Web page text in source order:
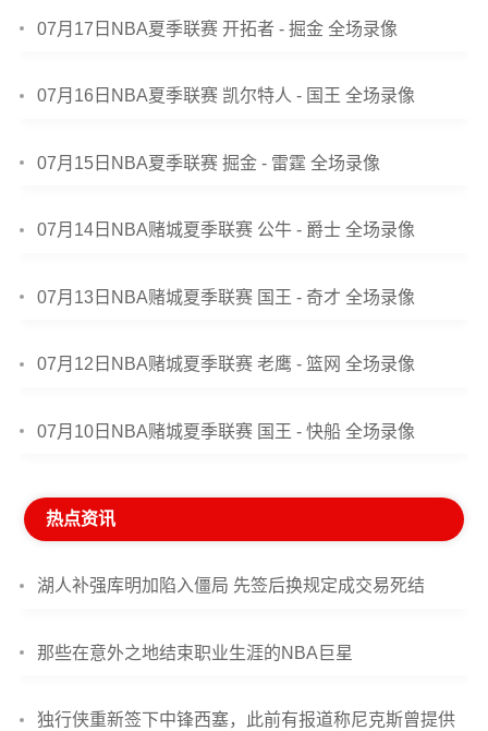
07月17日NBA夏季联赛 开拓者 - 掘金 全场录像
07月16日NBA夏季联赛 凯尔特人 - 国王 全场录像
07月15日NBA夏季联赛 掘金 - 雷霆 全场录像
07月14日NBA赌城夏季联赛 公牛 - 爵士 全场录像
07月13日NBA赌城夏季联赛 国王 - 奇才 全场录像
07月12日NBA赌城夏季联赛 老鹰 - 篮网 全场录像
07月10日NBA赌城夏季联赛 国王 - 快船 全场录像
热点资讯
湖人补强库明加陷入僵局 先签后换规定成交易死结
那些在意外之地结束职业生涯的NBA巨星
独行侠重新签下中锋西塞，此前有报道称尼克斯曾提供